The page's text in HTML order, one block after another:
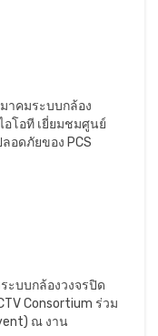
าคมระบบกล้อง
อโอที เยี่ยมชมศูนย์
อดภัยของ PCS
ะบบกล้องวงจรปิด
Consortium ร่วม
ณ งาน